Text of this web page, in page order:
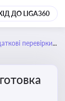
ДО LIGA360
перевірки: підготовка та проходження